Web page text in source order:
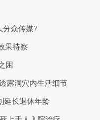
分众传媒?
果待察
困
露洞穴内生活细节
延长退休年龄